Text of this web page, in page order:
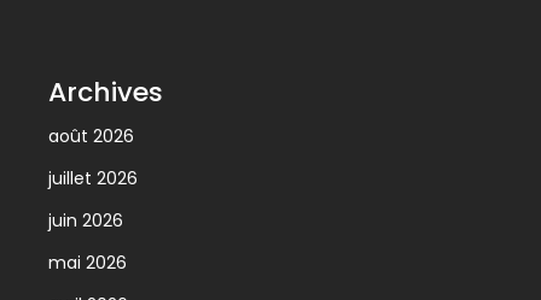
Archives
août 2026
juillet 2026
juin 2026
mai 2026